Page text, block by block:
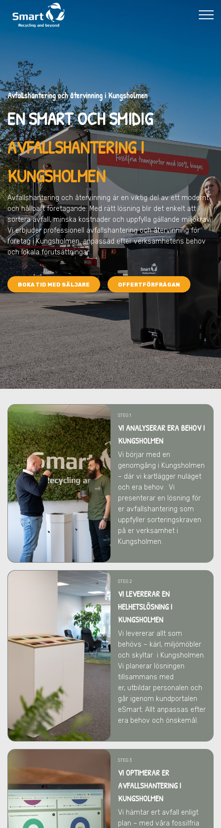
Avfallshantering och återvinning i Kungsholmen
EN SMART OCH SMIDIG
AVFALLSHANTERING I
KUNGSHOLMEN
Avfallshantering och återvinning är en viktig del av ett modernt
och hållbart företagande. Med rätt lösning blir det enkelt att
sortera avfall, minska kostnader och uppfylla gällande miljökrav.
Vi erbjuder professionell avfallshantering och återvinning för
företag i Kungsholmen, anpassad efter verksamhetens behov
och lokala förutsättningar.
BOKA TID MED SÄLJARE OFFERTFÖRFRÅGAN
STEG 1
VI ANALYSERAR ERA BEHOV I
KUNGSHOLMEN
Vi börjar med en
genomgång i Kungsholmen
– där vi kartlägger nuläget
och era behov. Vi
presenterar en lösning för
er avfallshantering som
uppfyller sorteringskraven
på er verksamhet i
Kungsholmen.
STEG 2
VI LEVERERAR EN
HELHETSLÖSNING I
KUNGSHOLMEN
Vi levererar allt som
behövs – kärl, miljömöbler
och skyltar i Kungsholmen.
Vi planerar lösningen
tillsammans med
er, utbildar personalen och
går igenom kundportalen
eSmart. Allt anpassas efter
era behov och önskemål.
STEG 3
VI OPTIMERAR ER
AVFALLSHANTERINGI
KUNGSHOLMEN
Vi hämtar ert avfall enligt
plan – med våra fossilfria